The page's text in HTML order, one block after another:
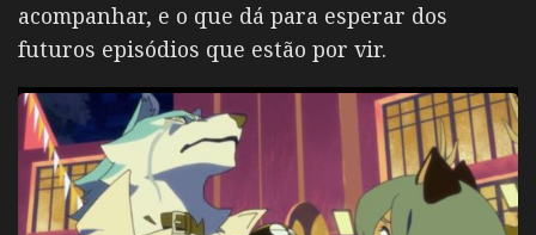
acompanhar, e o que dá para esperar dos
futuros episódios que estão por vir.